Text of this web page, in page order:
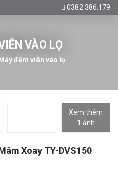
0382.386.179
VÀO LỌ
đếm viên vào lọ
Xem thêm
1 ảnh
Xoay TY-DVS150